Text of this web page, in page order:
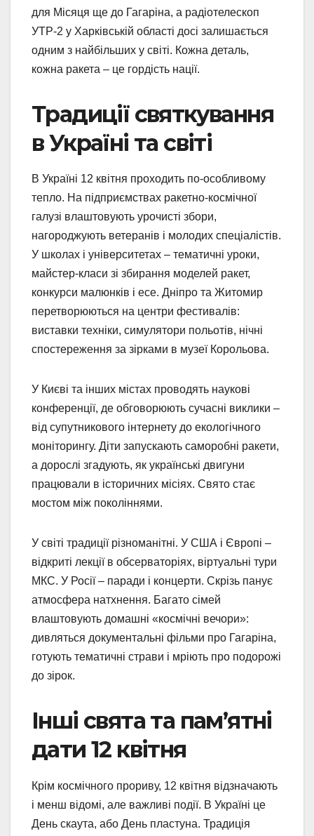
для Місяця ще до Гагаріна, а радіотелескоп
УТР-2 у Харківській області досі залишається
одним з найбільших у світі. Кожна деталь,
кожна ракета – це гордість нації.
Традиції святкування
в Україні та світі
В Україні 12 квітня проходить по-особливому
тепло. На підприємствах ракетно-космічної
галузі влаштовують урочисті збори,
нагороджують ветеранів і молодих спеціалістів.
У школах і університетах – тематичні уроки,
майстер-класи зі збирання моделей ракет,
конкурси малюнків і есе. Дніпро та Житомир
перетворюються на центри фестивалів:
виставки техніки, симулятори польотів, нічні
спостереження за зірками в музеї Корольова.
У Києві та інших містах проводять наукові
конференції, де обговорюють сучасні виклики –
від супутникового інтернету до екологічного
моніторингу. Діти запускають саморобні ракети,
а дорослі згадують, як українські двигуни
працювали в історичних місіях. Свято стає
мостом між поколіннями.
У світі традиції різноманітні. У США і Європі –
відкриті лекції в обсерваторіях, віртуальні тури
МКС. У Росії – паради і концерти. Скрізь панує
атмосфера натхнення. Багато сімей
влаштовують домашні «космічні вечори»:
дивляться документальні фільми про Гагаріна,
готують тематичні страви і мріють про подорожі
до зірок.
Інші свята та пам’ятні
дати 12 квітня
Крім космічного прориву, 12 квітня відзначають
і менш відомі, але важливі події. В Україні це
День скаута, або День пластуна. Традиція